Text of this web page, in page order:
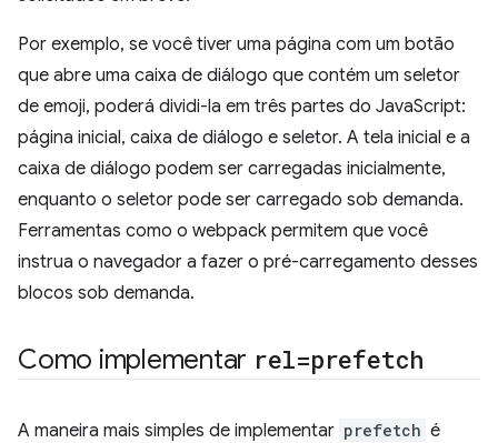
Por exemplo, se você tiver uma página com um botão
que abre uma caixa de diálogo que contém um seletor
de emoji, poderá dividi-la em três partes do JavaScript:
página inicial, caixa de diálogo e seletor. A tela inicial e a
caixa de diálogo podem ser carregadas inicialmente,
enquanto o seletor pode ser carregado sob demanda.
Ferramentas como o webpack permitem que você
instrua o navegador a fazer o pré-carregamento desses
blocos sob demanda.
Como implementar rel=prefetch
A maneira mais simples de implementar prefetch é